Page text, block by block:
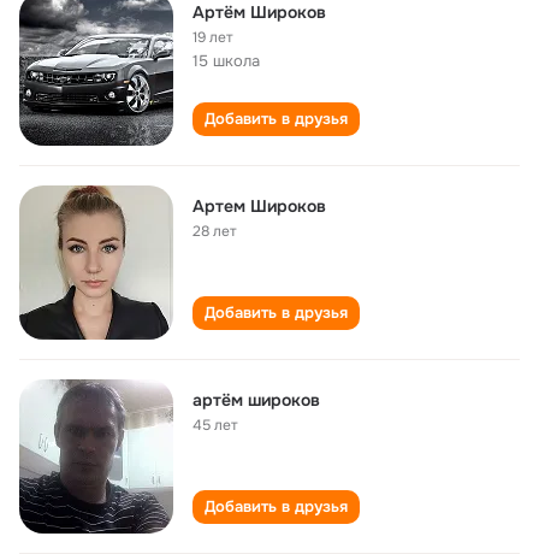
Артём Широков
19 лет
15 школа
Добавить в друзья
Артем Широков
28 лет
Добавить в друзья
артём широков
45 лет
Добавить в друзья